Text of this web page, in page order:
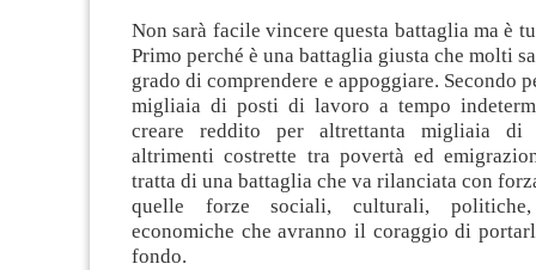
Non sarà facile vincere questa battaglia ma è
Primo perché è una battaglia giusta che molti
grado di comprendere e appoggiare. Secondo
migliaia di posti di lavoro a tempo
creare reddito per altrettanta migliaia di
altrimenti costrette tra povertà ed
tratta di una battaglia che va rilanciata con
quelle forze sociali, culturali,
economiche che avranno il coraggio di
fondo.